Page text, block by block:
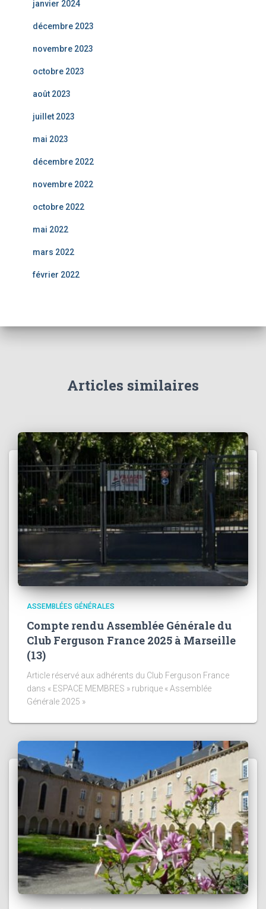
janvier 2024
décembre 2023
novembre 2023
octobre 2023
août 2023
juillet 2023
mai 2023
décembre 2022
novembre 2022
octobre 2022
mai 2022
mars 2022
février 2022
Articles similaires
ASSEMBLÉES GÉNÉRALES
Compte rendu Assemblée Générale du
Club Ferguson France 2025 à Marseille
(13)
Article réservé aux adhérents du Club Ferguson France
dans « ESPACE MEMBRES » rubrique « Assemblée
Générale 2025 »